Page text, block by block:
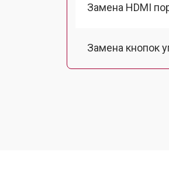
Замена HDMI
Замена кнопок